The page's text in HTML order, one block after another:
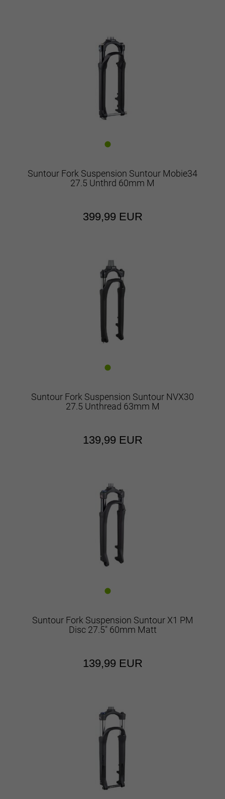
Suntour Fork Suspension Suntour Mobie34
27.5 Unthrd 60mm M
399,99 EUR
Suntour Fork Suspension Suntour NVX30
27.5 Unthread 63mm M
139,99 EUR
Suntour Fork Suspension Suntour X1 PM
Disc 27.5" 60mm Matt
139,99 EUR